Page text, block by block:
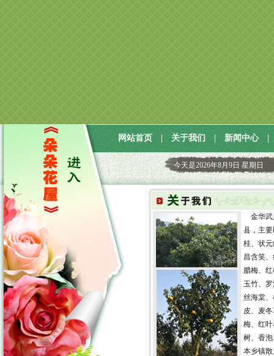
网站首页 关于我们 新闻中心 |
今天是2026年8月9日 星期日
金华武
县，主
桂、状
昌含笑
腊梅、
玉竹、
丝海棠
皮、麦
梅、红
树、香
本乡镇